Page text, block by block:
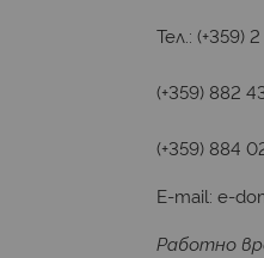
Тел.:(+359)
(+359) 882
(+359) 884
E-mail:e-
Работно